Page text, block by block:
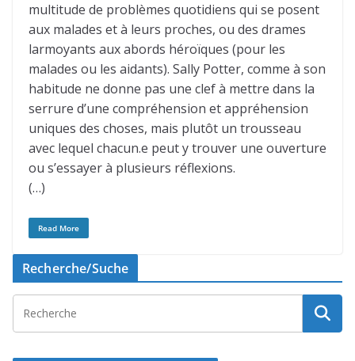
multitude de problèmes quotidiens qui se posent
aux malades et à leurs proches, ou des drames
larmoyants aux abords héroïques (pour les
malades ou les aidants). Sally Potter, comme à son
habitude ne donne pas une clef à mettre dans la
serrure d’une compréhension et appréhension
uniques des choses, mais plutôt un trousseau
avec lequel chacun.e peut y trouver une ouverture
ou s’essayer à plusieurs réflexions.
(…)
Read More
Recherche/Suche